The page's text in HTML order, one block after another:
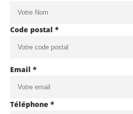
Code postal *
Email *
Téléphone *